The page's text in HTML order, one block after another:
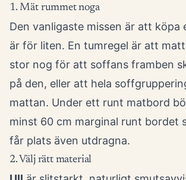
1. Mät rummet noga
Den vanligaste missen är att köpa
är för liten. En tumregel är att
stor nog för att soffans framben
på den, eller att hela
mattan. Under ett runt matbord
minst 60 cm marginal runt bordet
får plats även utdragna.
2. Välj rätt material